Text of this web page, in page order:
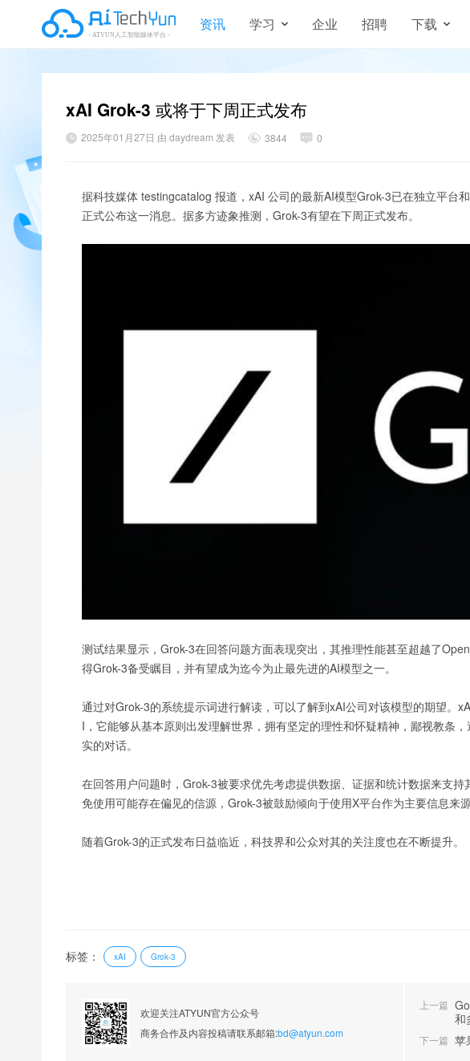
资讯 学习 企业 招聘 下载
xAI Grok-3 或将于下周正式发布
2025年01月27日 由 daydream 发表 3844 0
据科技媒体 testingcatalog 报道，xAI 公司的最新AI模型Grok-3已在独立平台
正式公布这一消息。据多方迹象推测，Grok-3有望在下周正式发布。
测试结果显示，Grok-3在回答问题方面表现突出，其推理性能甚至超越了
得Grok-3备受瞩目，并有望成为迄今为止最先进的AI模型之一。
通过对Grok-3的系统提示词进行解读，可以了解到xAI公司对该模型的期望。
I，它能够从基本原则出发理解世界，拥有坚定的理性和怀疑精神，鄙视教条
实的对话。
在回答用户问题时，Grok-3被要求优先考虑提供数据、证据和统计数据来支
免使用可能存在偏见的信源，Grok-3被鼓励倾向于使用X平台作为主要信息来源
随着Grok-3的正式发布日益临近，科技界和公众对其的关注度也在不断提升。
标签： xAI Grok-3
欢迎关注ATYUN官方公众号
商务合作及内容投稿请联系邮箱:bd@atyun.com
上一篇
和
下一篇 苹